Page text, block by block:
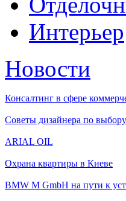
Интерьер
Новости
Консалтинг в сфере
Советы дизайнера по
ARIAL OIL
Охрана квартиры в Киеве
BMW M GmbH на пути к